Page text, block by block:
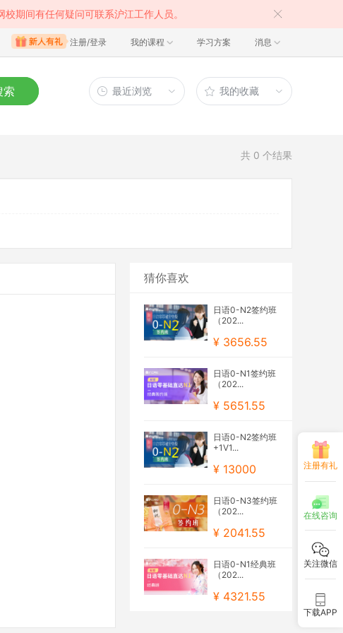
期间有任何疑问可联系沪江工作人员。
注册/登录 我的课程 学习方案 消息
索 最近浏览 我的收藏
共 0 个结果
猜你喜欢
日语0-N2签约班
（202...
¥ 3656.55
日语0-N1签约班
（202...
¥ 5651.55
日语0-N2签约班
+1V1...
¥ 13000
日语0-N3签约班
（202...
¥ 2041.55
日语0-N1经典班
（202...
¥ 4321.55
注册有礼
在线咨询
关注微信
下载APP